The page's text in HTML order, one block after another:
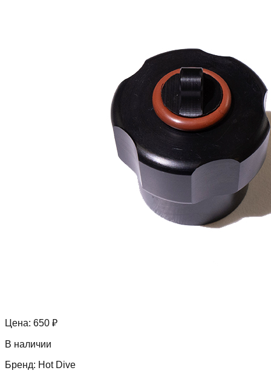
Цена: 650 ₽
В наличии
Бренд: Hot Dive